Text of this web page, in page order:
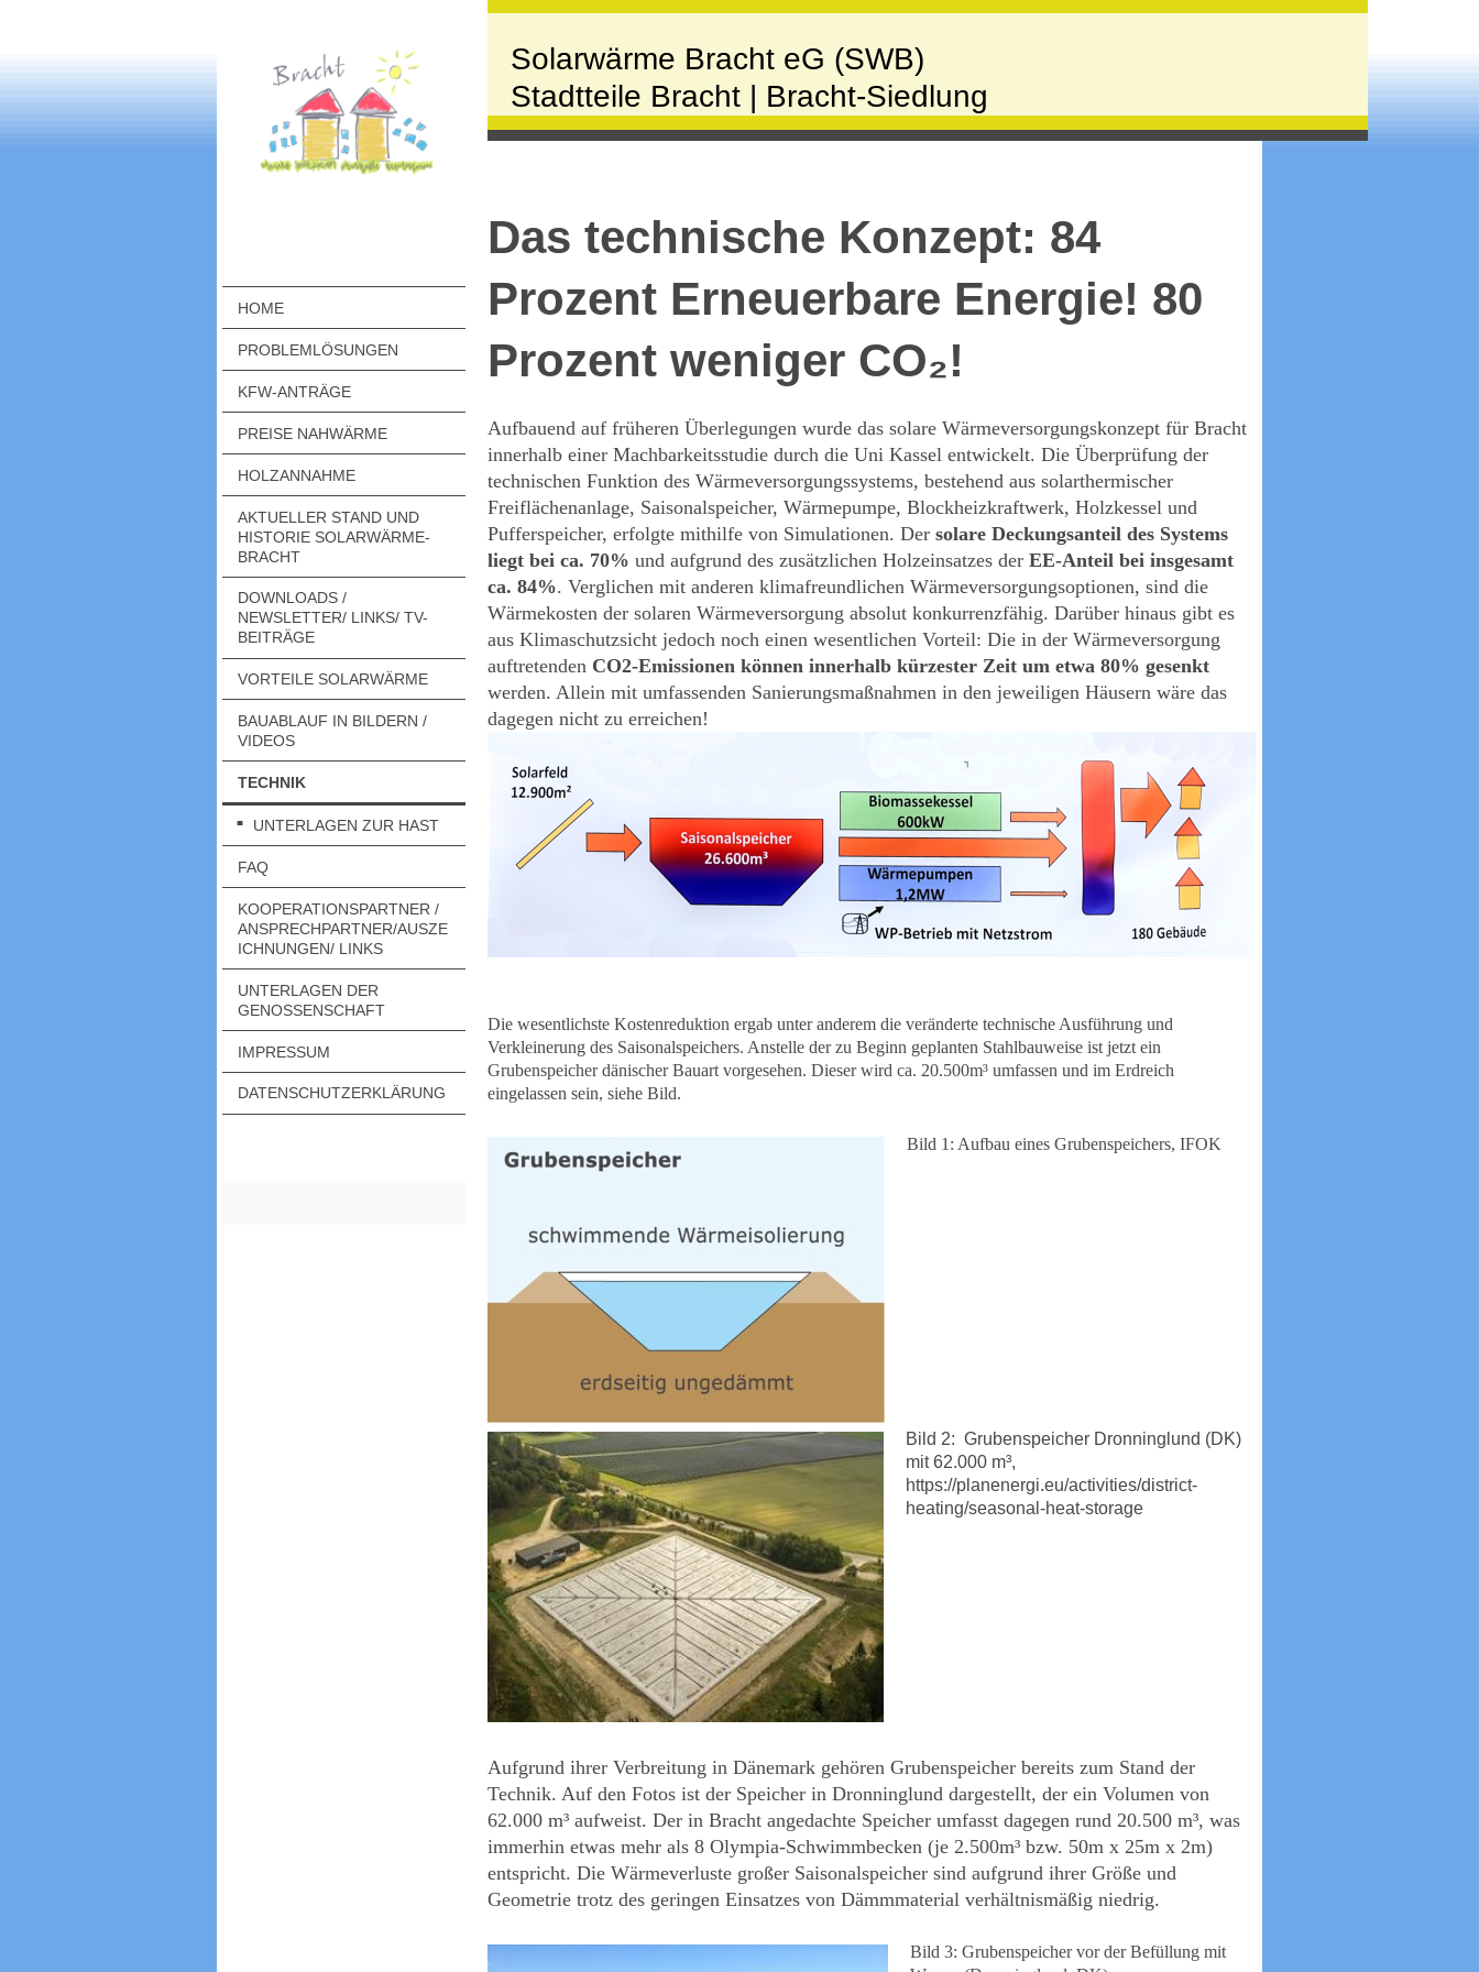
HOME
PROBLEMLÖSUNGEN
KFW-ANTRÄGE
PREISE NAHWÄRME
HOLZANNAHME
AKTUELLER STAND UND
HISTORIE SOLARWÄRME-
BRACHT
DOWNLOADS /
NEWSLETTER/ LINKS/ TV-
BEITRÄGE
VORTEILE SOLARWÄRME
BAUABLAUF IN BILDERN /
VIDEOS
TECHNIK
UNTERLAGEN ZUR HAST
FAQ
KOOPERATIONSPARTNER /
ANSPRECHPARTNER/AUSZE
ICHNUNGEN/ LINKS
UNTERLAGEN DER
GENOSSENSCHAFT
IMPRESSUM
DATENSCHUTZERKLÄRUNG
Solarwärme Bracht eG (SWB)
Stadtteile Bracht | Bracht-Siedlung
Das technische Konzept: 84
Prozent Erneuerbare Energie! 80
Prozent weniger CO₂!
Aufbauend auf früheren Überlegungen wurde das solare Wärmeversorgungskonzept für Bracht
innerhalb einer Machbarkeitsstudie durch die Uni Kassel entwickelt. Die Überprüfung der
technischen Funktion des Wärmeversorgungssystems, bestehend aus solarthermischer
Freiflächenanlage, Saisonalspeicher, Wärmepumpe, Blockheizkraftwerk, Holzkessel und
Pufferspeicher, erfolgte mithilfe von Simulationen. Der solare Deckungsanteil des Systems
liegt bei ca. 70% und aufgrund des zusätzlichen Holzeinsatzes der EE-Anteil bei insgesamt
ca. 84%. Verglichen mit anderen klimafreundlichen Wärmeversorgungsoptionen, sind die
Wärmekosten der solaren Wärmeversorgung absolut konkurrenzfähig. Darüber hinaus gibt es
aus Klimaschutzsicht jedoch noch einen wesentlichen Vorteil: Die in der Wärmeversorgung
auftretenden CO2-Emissionen können innerhalb kürzester Zeit um etwa 80% gesenkt
werden. Allein mit umfassenden Sanierungsmaßnahmen in den jeweiligen Häusern wäre das
dagegen nicht zu erreichen!
Die wesentlichste Kostenreduktion ergab unter anderem die veränderte technische Ausführung und
Verkleinerung des Saisonalspeichers. Anstelle der zu Beginn geplanten Stahlbauweise ist jetzt ein
Grubenspeicher dänischer Bauart vorgesehen. Dieser wird ca. 20.500m³ umfassen und im Erdreich
eingelassen sein, siehe Bild.
Bild 1: Aufbau eines Grubenspeichers, IFOK
Bild 2: Grubenspeicher Dronninglund (DK)
mit 62.000 m³,
https://planenergi.eu/activities/district-
heating/seasonal-heat-storage
Aufgrund ihrer Verbreitung in Dänemark gehören Grubenspeicher bereits zum Stand der
Technik. Auf den Fotos ist der Speicher in Dronninglund dargestellt, der ein Volumen von
62.000 m³ aufweist. Der in Bracht angedachte Speicher umfasst dagegen rund 20.500 m³, was
immerhin etwas mehr als 8 Olympia-Schwimmbecken (je 2.500m³ bzw. 50m x 25m x 2m)
entspricht. Die Wärmeverluste großer Saisonalspeicher sind aufgrund ihrer Größe und
Geometrie trotz des geringen Einsatzes von Dämmmaterial verhältnismäßig niedrig.
Bild 3: Grubenspeicher vor der Befüllung mit